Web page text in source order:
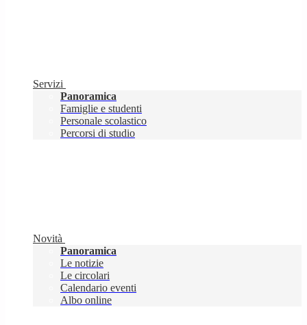
Servizi
Panoramica
Famiglie e studenti
Personale scolastico
Percorsi di studio
Novità
Panoramica
Le notizie
Le circolari
Calendario eventi
Albo online